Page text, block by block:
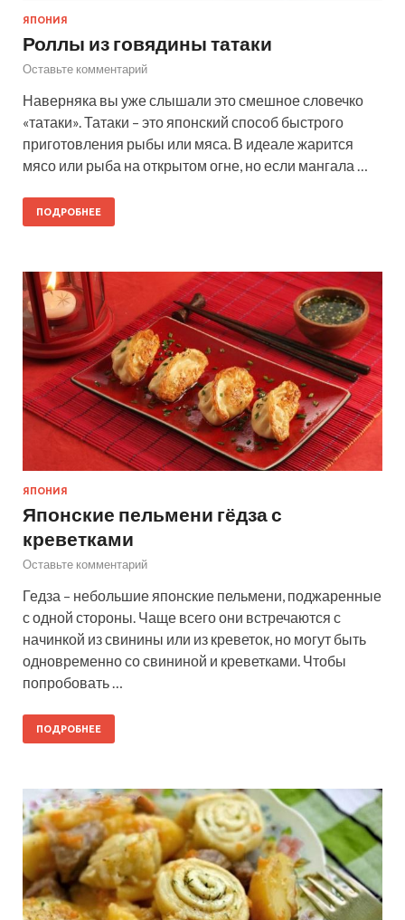
ЯПОНИЯ
Роллы из говядины татаки
Оставьте комментарий
Наверняка вы уже слышали это смешное словечко
«татаки». Татаки – это японский способ быстрого
приготовления рыбы или мяса. В идеале жарится
мясо или рыба на открытом огне, но если мангала …
ПОДРОБНЕЕ
ЯПОНИЯ
Японские пельмени гёдза с
креветками
Оставьте комментарий
Гедза – небольшие японские пельмени, поджаренные
с одной стороны. Чаще всего они встречаются с
начинкой из свинины или из креветок, но могут быть
одновременно со свининой и креветками. Чтобы
попробовать …
ПОДРОБНЕЕ